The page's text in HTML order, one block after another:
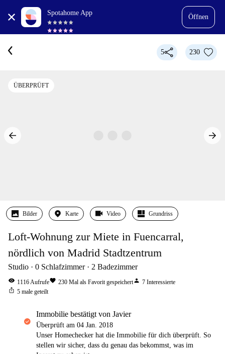
Spotahome App
Öffnen
5 230
ÜBERPRÜFT
Bilder Karte Video Grundriss
Loft-Wohnung zur Miete in Fuencarral,
nördlich von Madrid Stadtzentrum
Studio 0 Schlafzimmer 2 Badezimmer
visibility 1116Aufrufefavorite 230 Mal als Favorit gespeichertperson 7 Interessierte
ios_share 5 male geteilt
Immobilie bestätigt von Javier
Überprüft am 04 Jan. 2018
Unser Homechecker hat die Immobilie für dich überprüft. So
stellen wir sicher, dass du genau das bekommst, was im